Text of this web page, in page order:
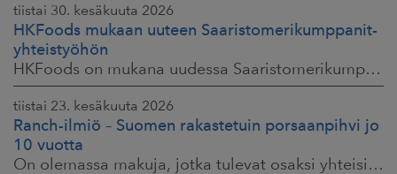
tiistai 30. kesäkuuta 2026
HKFoods mukaan uuteen Saaristomerikumppanit-
yhteistyöhön
HKFoods on mukana uudessa Saaristomerikumppanit-hankkeessa, joka kokoaa yhteen elintarviketeollisuuden, kaupan, maataloustuottajat ja asiantuntijat. Tavoitteena
tiistai 23. kesäkuuta 2026
Ranch-ilmiö – Suomen rakastetuin porsaanpihvi jo
10 vuotta
On olemassa makuja, jotka tulevat osaksi yhteisiä ruokahetkiä ja -muistoja. HK® Viljaporsaan fileepihvi Ranch on juuri sellainen. Klassikko, joka on hallinnut